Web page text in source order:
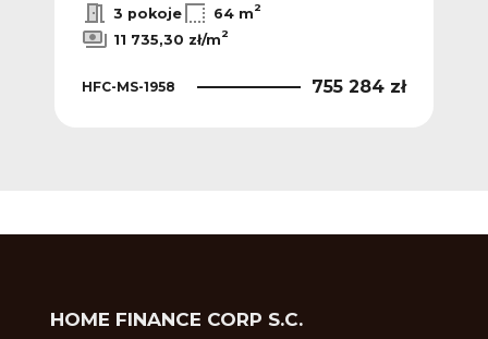
3 pokoje
64 m2
11 735,30 zł/m2
HFC-MS-1958 755 284 zł
HOME FINANCE CORP S.C.